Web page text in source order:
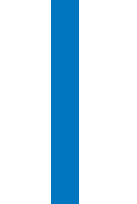
Lớp kính
ngô ko sắc
Hiệu ứng ánh